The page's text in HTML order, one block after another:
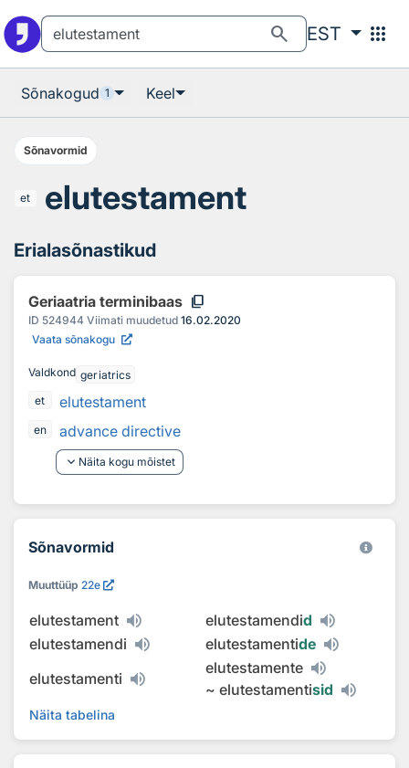
search EST apps
Sõnakogud 1 Keel
Sõnavormid
et elutestament
Erialasõnastikud
Geriaatria terminibaas content_copy
ID 524944 Viimati muudetud 16.02.2020
Vaata sõnakogu
Valdkond geriatrics
et
elutestament
en
advance directive
keyboard_arrow_down Näita kogu mõistet
Sõnavormid
Muuttüüp 22e
elutestament elutestamendid
elutestamendi
elutestamentide
elutestamenti
elutestamente
~ elutestamentisid
Näita tabelina